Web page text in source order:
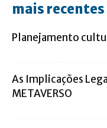
mais recentes
Planejamento
As Implicações
METAVERSO